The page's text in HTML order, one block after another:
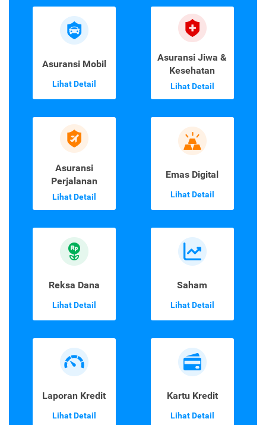
Asuransi Mobil
Lihat Detail
Asuransi Jiwa &
Kesehatan
Lihat Detail
Asuransi
Perjalanan
Lihat Detail
Emas Digital
Lihat Detail
Reksa Dana
Lihat Detail
Saham
Lihat Detail
Laporan Kredit
Lihat Detail
Kartu Kredit
Lihat Detail